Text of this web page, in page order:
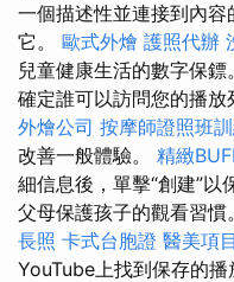
一個描述性並連接到內
它。 歐式外燴 護照代辦
兒童健康生活的數字保鏢
確定誰可以訪問您的播放
外燴公司 按摩師證照班
改善一般體驗。 精緻
細信息後，單擊“創建”
父母保護孩子的觀看習慣
長照 卡式台胞證 醫美項目
YouTube上找到保存的播